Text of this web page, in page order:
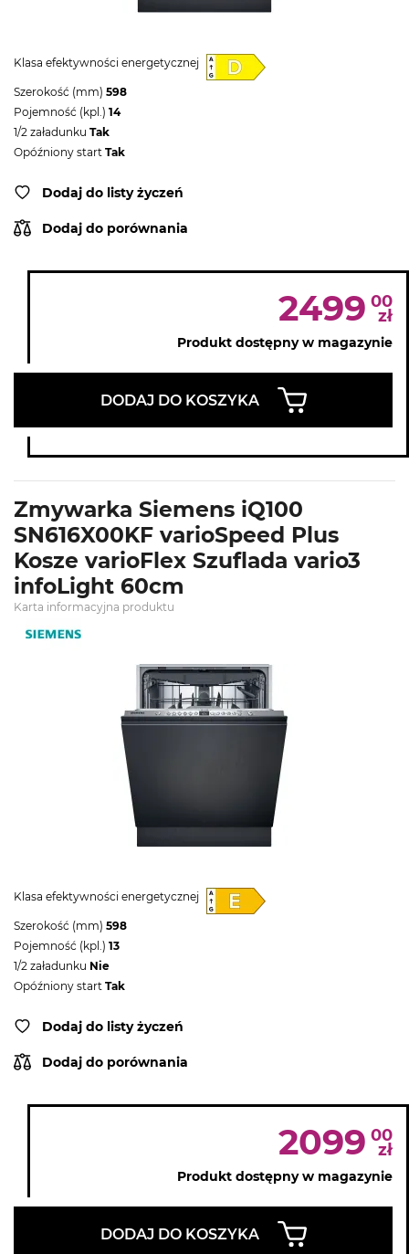
Klasa efektywności energetycznej
Szerokość (mm) 598
Pojemność (kpl.) 14
1/2 załadunku Tak
Opóźniony start Tak
Dodaj do listy życzeń
Dodaj do porównania
2499 00
zł
Produkt dostępny w magazynie
DODAJ DO KOSZYKA
Zmywarka Siemens iQ100
SN616X00KF varioSpeed Plus
Kosze varioFlex Szuflada vario3
infoLight 60cm
Karta informacyjna produktu
Klasa efektywności energetycznej
Szerokość (mm) 598
Pojemność (kpl.) 13
1/2 załadunku Nie
Opóźniony start Tak
Dodaj do listy życzeń
Dodaj do porównania
2099 00
zł
Produkt dostępny w magazynie
DODAJ DO KOSZYKA